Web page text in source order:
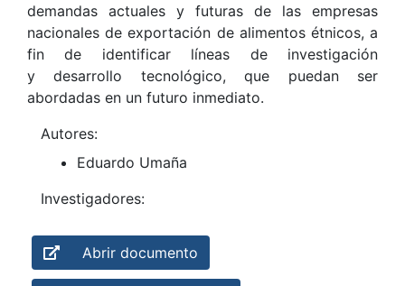
demandas actuales y futuras de las empresas
nacionales de exportación de alimentos étnicos, a
fin de identificar líneas de investigación
y desarrollo tecnológico, que puedan ser
abordadas en un futuro inmediato.
Autores:
Eduardo Umaña
Investigadores:
Abrir documento